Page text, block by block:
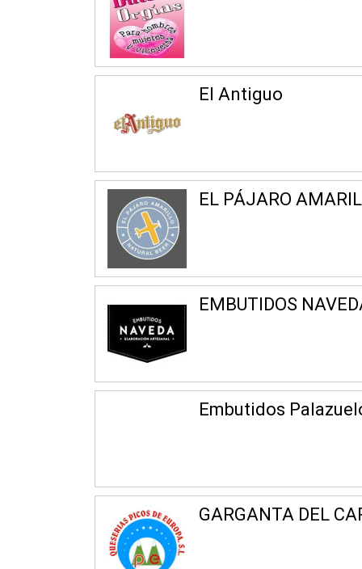
El Antiguo
EL PÁJARO
EMBUTIDOS
Embutidos
GARGANTA DEL